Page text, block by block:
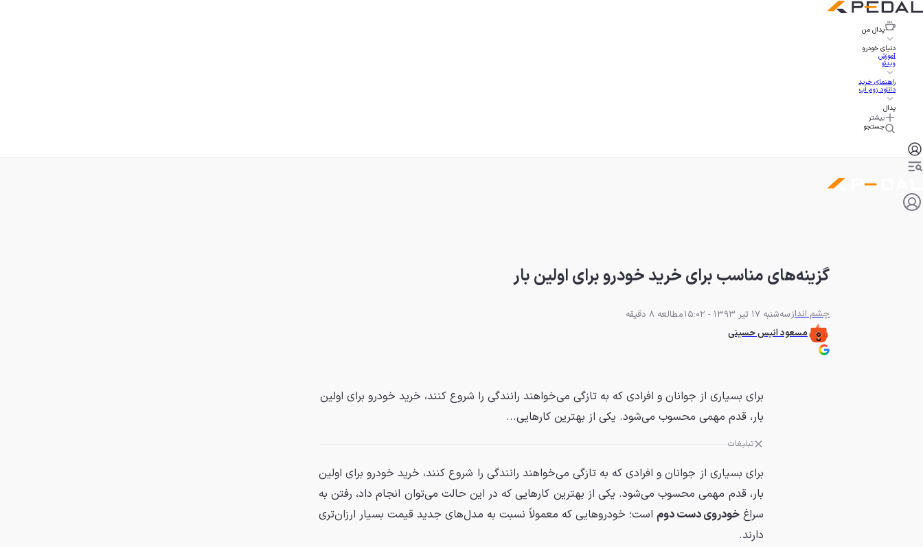
پدال من
دنیای خودرو
آموزش
ویدئو
راهنمای خرید
دانلود زوم اپ
پدال
بیشتر
جستجو
گزینه‌های مناسب برای خرید خودرو برای اولین بار
چشم اندازسه‌شنبه 17 تیر 1393 - 15:02
مطالعه 8 دقیقه
مسعود انیس حسینی
برای بسیاری از جوانان و افرادی که به تازگی می‌خواهند رانندگی را شروع کنند، خرید خودرو برای اولین
بار، قدم مهمی محسوب می‌شود. یکی از بهترین کارهایی...
تبلیغات
برای بسیاری از جوانان و افرادی که به تازگی می‌خواهند رانندگی را شروع کنند، خرید خودرو برای اولین
بار، قدم مهمی محسوب می‌شود. یکی از بهترین کارهایی که در این حالت می‌توان انجام داد، رفتن به
سراغخودروی دست دوم است؛ خودروهایی که معمولاً نسبت به مدل‌های جدید قیمت بسیار ارزان‌تری
دارند.